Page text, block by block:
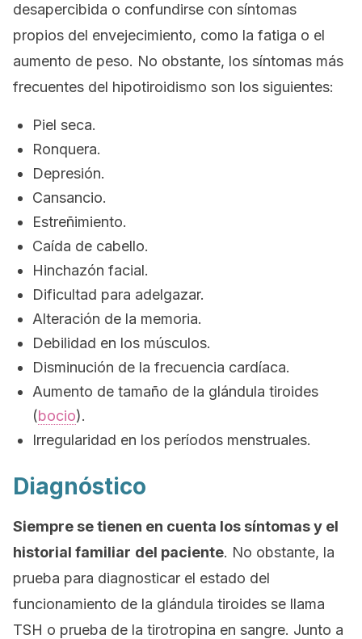
desapercibida o confundirse con síntomas
propios del envejecimiento, como la fatiga o el
aumento de peso. No obstante, los síntomas más
frecuentes del hipotiroidismo son los siguientes:
Piel seca.
Ronquera.
Depresión.
Cansancio.
Estreñimiento.
Caída de cabello.
Hinchazón facial.
Dificultad para adelgazar.
Alteración de la memoria.
Debilidad en los músculos.
Disminución de la frecuencia cardíaca.
Aumento de tamaño de la glándula tiroides
(bocio).
Irregularidad en los períodos menstruales.
Diagnóstico
Siempre se tienen en cuenta los síntomas y el
historial familiar del paciente. No obstante, la
prueba para diagnosticar el estado del
funcionamiento de la glándula tiroides se llama
TSH o prueba de la tirotropina en sangre. Junto a